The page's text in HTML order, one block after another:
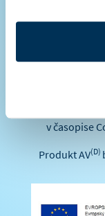
Ing. Pavla
výpočetní
v časopise
Produkt AV(D)